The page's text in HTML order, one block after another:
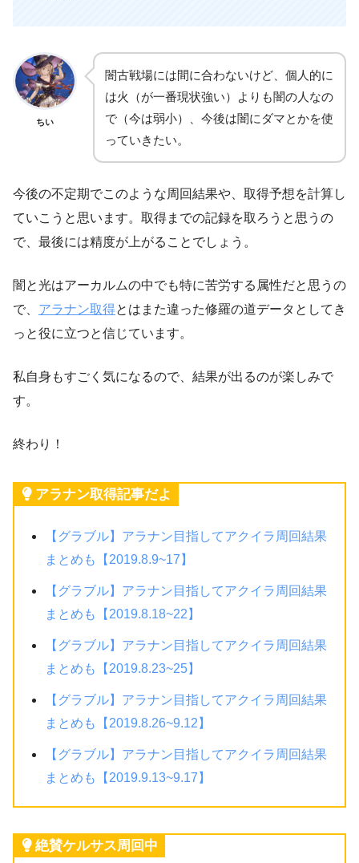
ちい
闇古戦場には間に合わないけど、個人的に
は火（が一番現状強い）よりも闇の人なの
で（今は弱小）、今後は闇にダマとかを使
っていきたい。
今後の不定期でこのような周回結果や、取得予想を計算し
ていこうと思います。取得までの記録を取ろうと思うの
で、最後には精度が上がることでしょう。
闇と光はアーカルムの中でも特に苦労する属性だと思うの
で、 アラナン取得とはまた違った修羅の道データとしてき
っと役に立つと信じています。
私自身もすごく気になるので、結果が出るのが楽しみで
す。
終わり！
アラナン取得記事だよ
【グラブル】アラナン目指してアクイラ周回結果
まとめも【2019.8.9~17】
【グラブル】アラナン目指してアクイラ周回結果
まとめも【2019.8.18~22】
【グラブル】アラナン目指してアクイラ周回結果
まとめも【2019.8.23~25】
【グラブル】アラナン目指してアクイラ周回結果
まとめも【2019.8.26~9.12】
【グラブル】アラナン目指してアクイラ周回結果
まとめも【2019.9.13~9.17】
絶賛ケルサス周回中